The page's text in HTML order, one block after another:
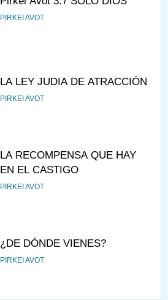
PIRKEI AVOT
LA LEY JUDIA DE ATRACCIÓN
PIRKEI AVOT
LA RECOMPENSA QUE HAY
EN EL CASTIGO
PIRKEI AVOT
¿DE DÓNDE VIENES?
PIRKEI AVOT